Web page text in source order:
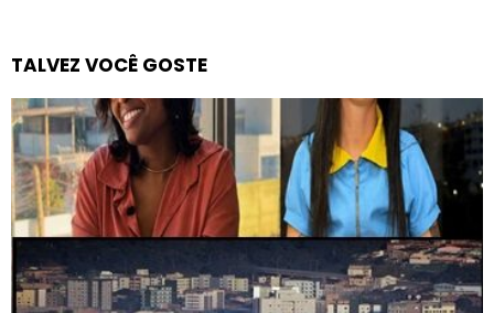
TALVEZ VOCÊ GOSTE